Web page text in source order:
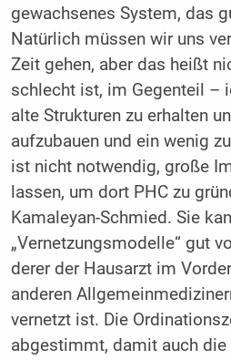
gewachsenes System, das
Natürlich müssen wir uns
Zeit gehen, aber das heißt
schlecht ist, im Gegenteil –
alte Strukturen zu erhalten
aufzubauen und ein wenig
ist nicht notwendig, große
lassen, um dort PHC zu
Kamaleyan-Schmied. Sie
„Vernetzungsmodelle“ gut
derer der Hausarzt im
anderen
vernetzt ist. Die
abgestimmt, damit auch die